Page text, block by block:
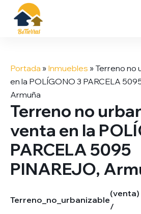
contenido
Portada » Inmuebles » Terreno no
en la POLÍGONO 3 PARCELA
Armuña
Terreno no
venta en la
PARCELA 5095
PINAREJO,
Terreno_no_urbanizable
(venta)
/